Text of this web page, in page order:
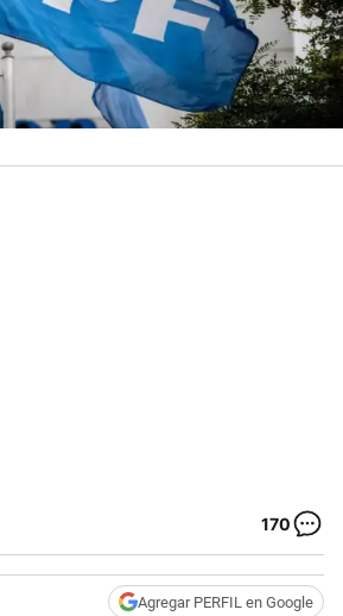
170
Agregar PERFIL en Google